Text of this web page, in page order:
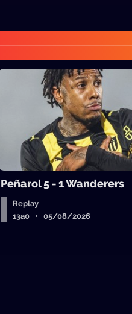
Peñarol 5 - 1 Wanderers
Replay
13a0 • 05/08/2026